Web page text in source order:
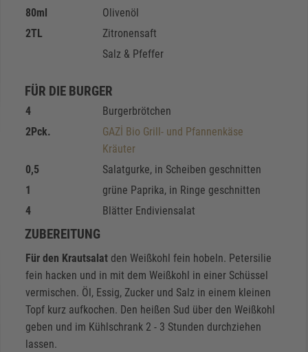
80ml
Olivenöl
2TL
Zitronensaft
Salz & Pfeffer
FÜR DIE BURGER
4
Burgerbrötchen
2Pck.
GAZİ Bio Grill- und Pfannenkäse
Kräuter
0,5
Salatgurke, in Scheiben geschnitten
1
grüne Paprika, in Ringe geschnitten
4
Blätter Endiviensalat
ZUBEREITUNG
Für den Krautsalat den Weißkohl fein hobeln. Petersilie
fein hacken und in mit dem Weißkohl in einer Schüssel
vermischen. Öl, Essig, Zucker und Salz in einem kleinen
Topf kurz aufkochen. Den heißen Sud über den Weißkohl
geben und im Kühlschrank 2 - 3 Stunden durchziehen
lassen.